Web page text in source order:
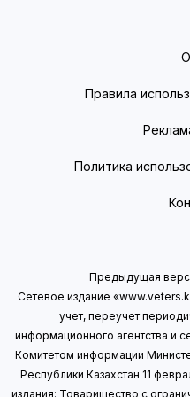
Правила
Политика
Предыдущая
Сетевое издание
учет, переучет
информационного агентства и
Комитетом информации
Республики Казахстан 11
издания: Товарищество с